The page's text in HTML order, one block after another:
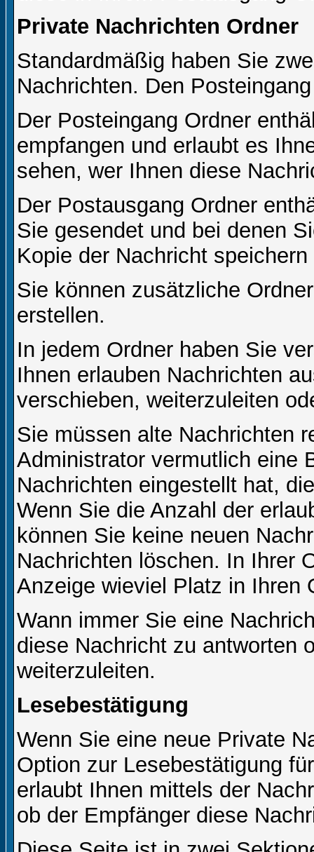
Private Nachrichten Ordner
Standardmäßig haben Sie
Nachrichten. Den
Der Posteingang Ordner
empfangen und erlaubt es
sehen, wer Ihnen diese
Der Postausgang Ordner
Sie gesendet und bei denen
Kopie der Nachricht
Sie können zusätzliche
erstellen.
In jedem Ordner haben Sie
Ihnen erlauben Nachrichten
verschieben, weiterzuleiten
Sie müssen alte Nachrichten
Administrator vermutlich eine
Nachrichten eingestellt hat,
Wenn Sie die Anzahl der
können Sie keine neuen
Nachrichten löschen. In Ihrer
Anzeige wieviel Platz in Ihren
Wann immer Sie eine
diese Nachricht zu antworten
weiterzuleiten.
Lesebestätigung
Wenn Sie eine neue Private
Option zur Lesebestätigung
erlaubt Ihnen mittels der
ob der Empfänger diese